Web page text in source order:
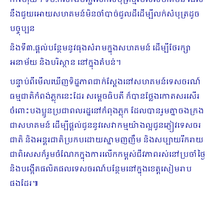
នឹងជួយអោយ​សហគមន៍​មិន​ចាំបា​ច់​ជួល​ដី​ដើម្បី​លក់​សំបុត្រ​ដូច
បច្ចុប្បន
និងទី៣.ផ្តល់បន្ថែមនូវធុងសំរាមក្នុងសហគមន៍ ដើម្បីថែរក្សា​
អនាម័យ និងបរិស្ថាន នៅក្នុងតំបន់។
បន្ទាប់ពីមើលឃើញទិដ្ឋភាពជាក់ស្តែងនៅសហគមន៍ទេសចរណ៍
ធម្មជាតិកំពង់ភ្លុកនេះដែរ សម្តេច​ធិបតី ក៏បានថ្លែងកោតសរសើរ
ចំពោះបងប្អូនប្រជាពលរដ្ឋនៅកំពុងភ្លុក ដែល​បាន​រួម​គ្នាច​ង​ក្រង​
ជា​សហគមន៍ ដើម្បីផ្តល់ជូននូវ​សេវា​កម្ម​យ៉ាង​ល្អ​ជូន​ភ្ញៀវ​ទេសចរ
ជាតិ និង​អន្តរជាតិ​ប្រកប​ដោយ​ស្នាម​ញញឹម និង​សប្បាយរីករាយ
ជាពិសេសក៏រួមចំណែកក្នុងការលើកកម្ពស់ជីវភាពរស់នៅប្រចាំថ្ងៃ
និងបង្កើតផលិតផលទេសចរណ៍បន្ថែមនៅក្នុងខេត្តសៀមរាប
ផងដែរ៕